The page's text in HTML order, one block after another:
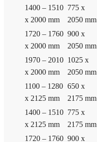
1400 – 1510
x 2000 mm
775 x
2050 mm
1720 – 1760
x 2000 mm
900 x
2050 mm
1970 – 2010
x 2000 mm
1025 x
2050 mm
1100 – 1280
x 2125 mm
650 x
2175 mm
1400 – 1510
x 2125 mm
775 x
2175 mm
1720 – 1760 900 x